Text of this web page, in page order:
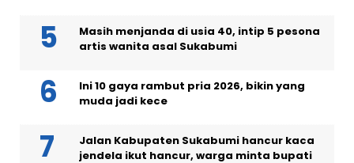
Masih menjanda di usia 40, intip 5 pesona
artis wanita asal Sukabumi
Ini 10 gaya rambut pria 2026, bikin yang
muda jadi kece
Jalan Kabupaten Sukabumi hancur kaca
jendela ikut hancur, warga minta bupati